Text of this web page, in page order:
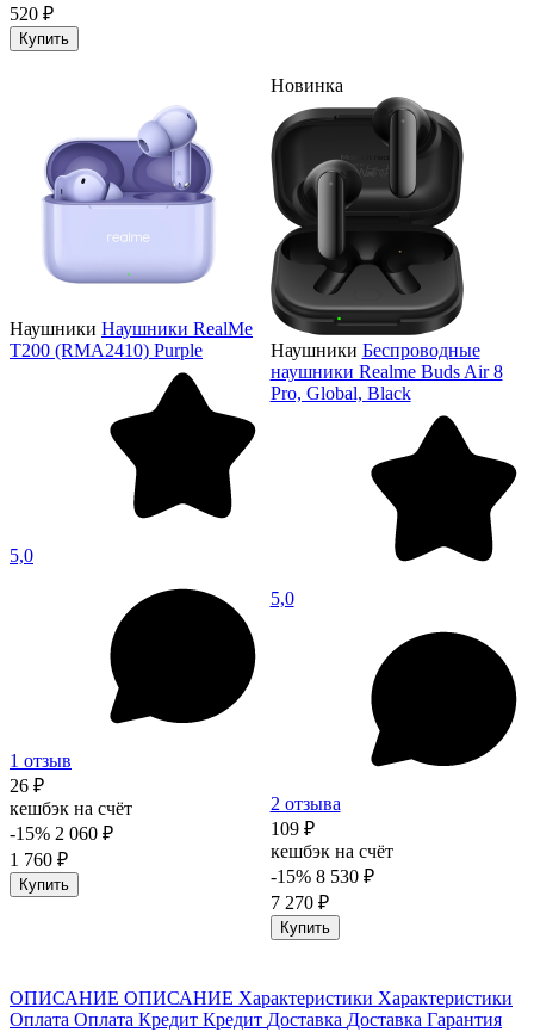
520 ₽
Купить
Наушники Наушники RealMe
T200 (RMA2410) Purple
5,0
1 отзыв
26 ₽
кешбэк на счёт
-15% 2 060 ₽
1 760 ₽
Купить
Новинка
Наушники Беспроводные
наушники Realme Buds Air 8
Pro, Global, Black
5,0
2 отзыва
109 ₽
кешбэк на счёт
-15% 8 530 ₽
7 270 ₽
Купить
ОПИСАНИЕ ОПИСАНИЕ Характеристики Характеристики
Оплата Оплата Кредит Кредит Доставка Доставка Гарантия